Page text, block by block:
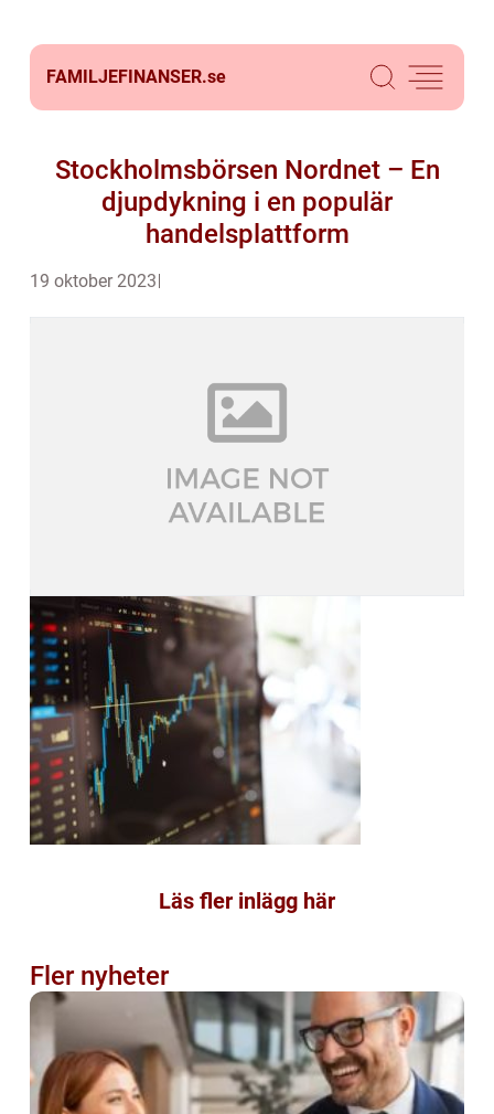
FAMILJEFINANSER.se
Stockholmsbörsen Nordnet – En
djupdykning i en populär
handelsplattform
19 oktober 2023
Läs fler inlägg här
Fler nyheter